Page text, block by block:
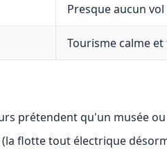
Presque aucun
Tourisme calme
prétendent qu'un musée
(la flotte tout électrique